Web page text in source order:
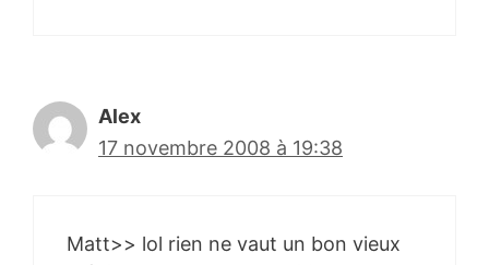
Alex
17 novembre 2008 à 19:38
Matt>> lol rien ne vaut un bon vieux